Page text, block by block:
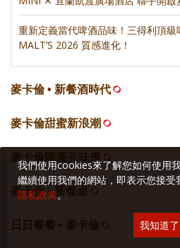
重新定義當代啤酒品味！三得利頂
MALT’S 2026 質感進化！
麥卡倫 • 新餐酒時代
麥卡倫甜蜜新浪潮
麥卡倫團圓美味學
麥卡倫 • 新餐桌
日日餐餐 • 麥卡倫
我們使用cookies來了解您如何使用
繼續使用我們的網站，即表示您接
隱私政策。
我知道了